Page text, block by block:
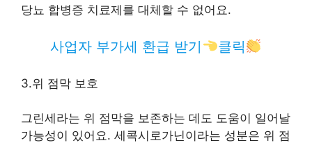
당뇨 합병증 치료제를 대체할 수 없어요.
사업자 부가세 환급 받기 클릭
3.위 점막 보호
그린세라는 위 점막을 보존하는 데도 도움이 일어날
가능성이 있어요. 세콕시로가닌이라는 성분은 위 점